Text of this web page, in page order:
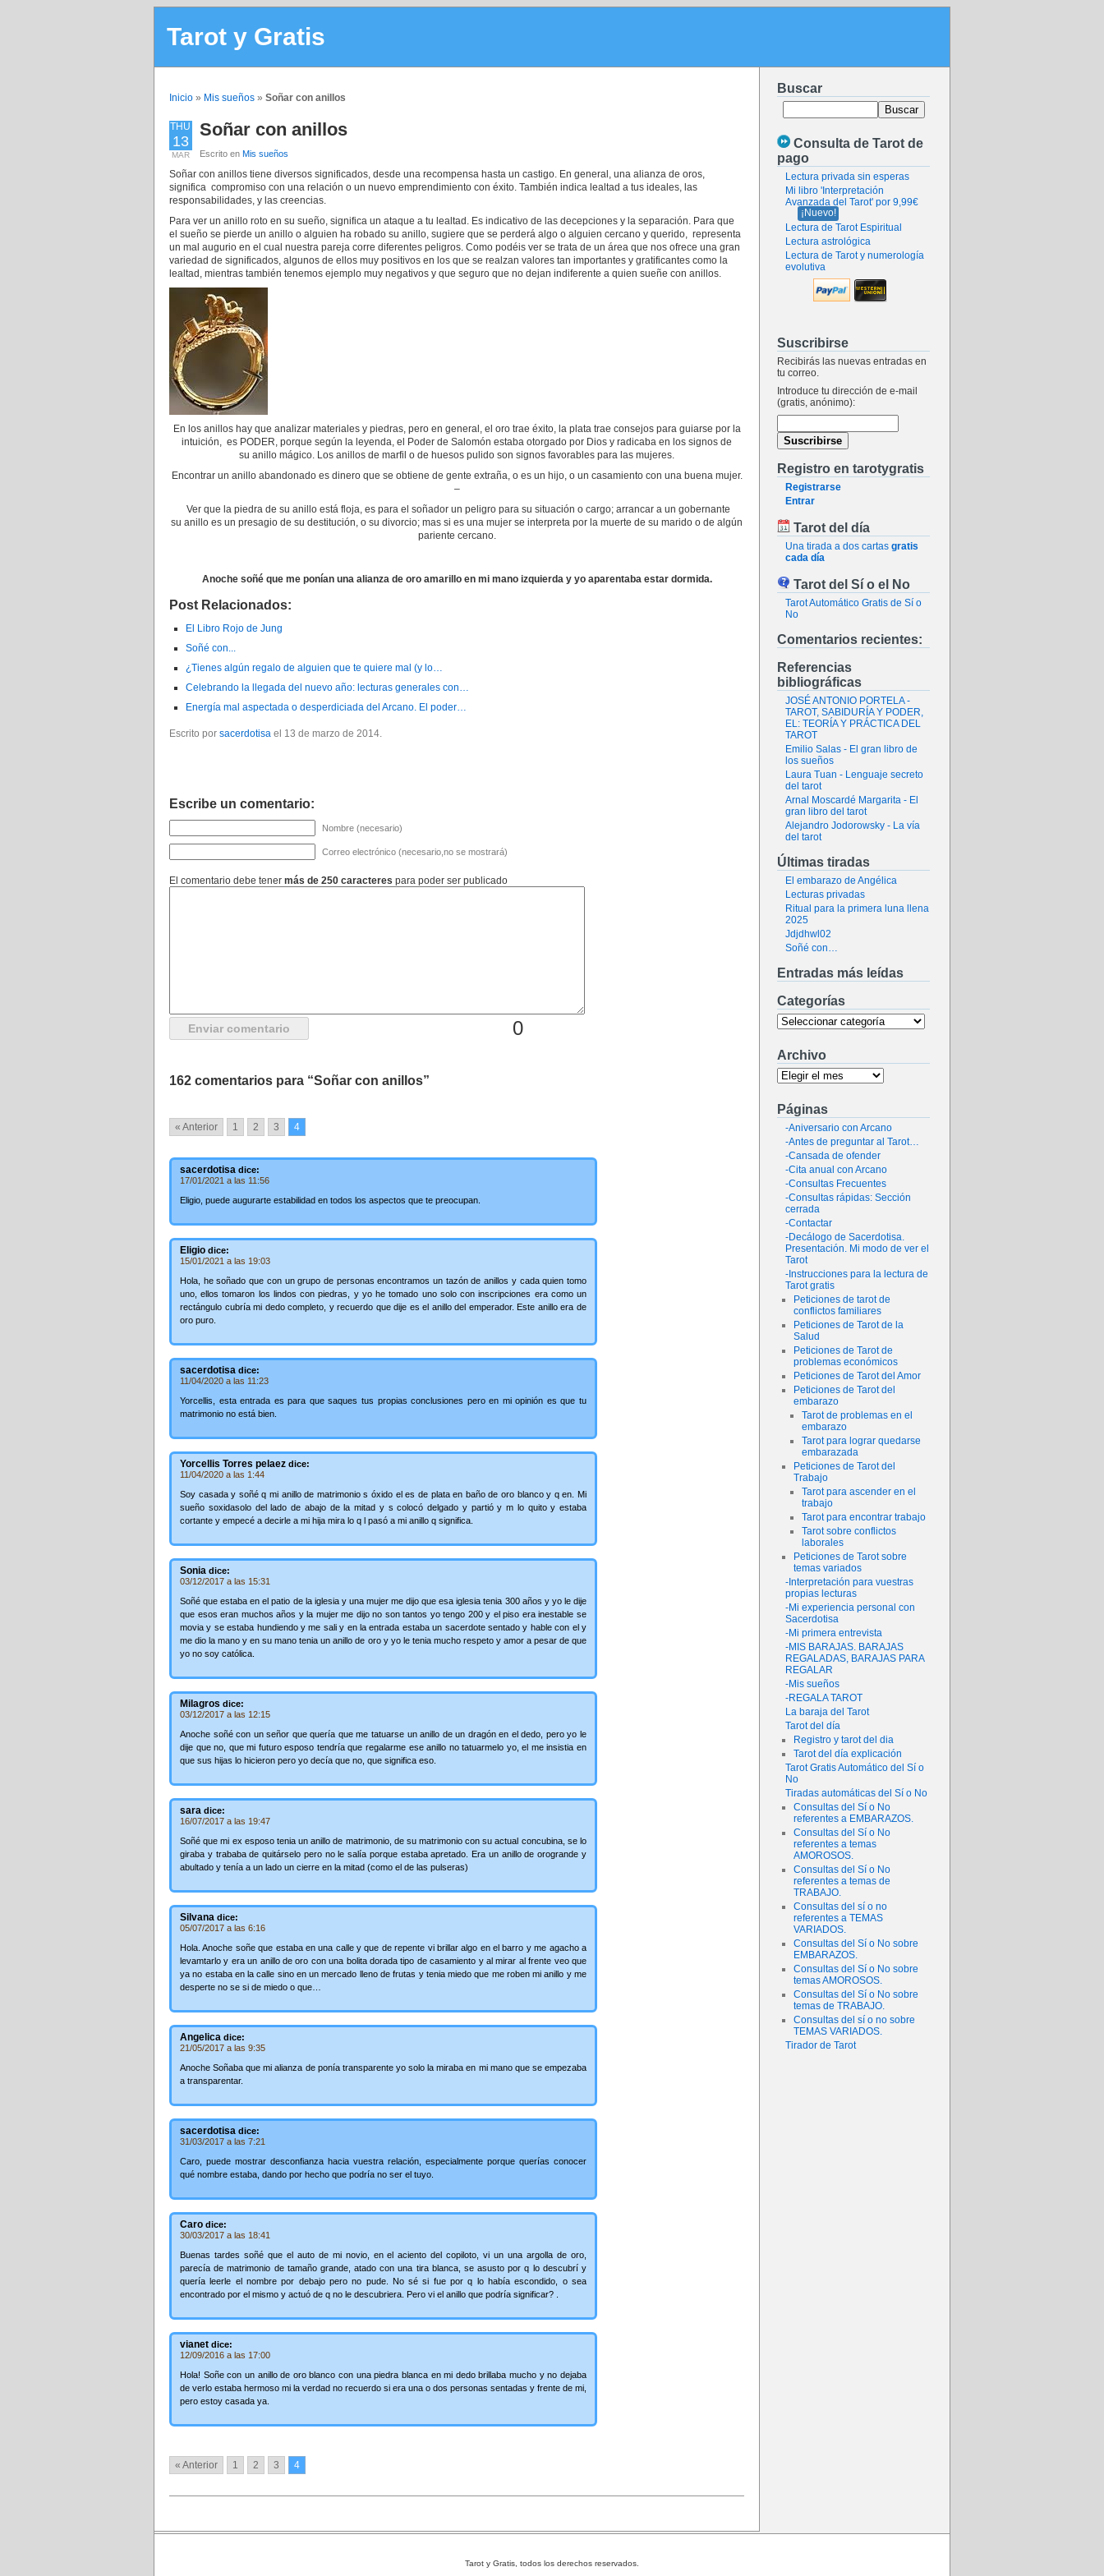
Tarot y Gratis
Inicio » Mis sueños » Soñar con anillos
THU
13
MAR
Soñar con anillos
Escrito en Mis sueños
Soñar con anillos tiene diversos significados, desde una recompensa hasta un castigo. En general, una alianza de oros,
significa compromiso con una relación o un nuevo emprendimiento con éxito. También indica lealtad a tus ideales, las
responsabilidades, y las creencias.
Para ver un anillo roto en su sueño, significa un ataque a tu lealtad. Es indicativo de las decepciones y la separación. Para que
el sueño se pierde un anillo o alguien ha robado su anillo, sugiere que se perderá algo o alguien cercano y querido, representa
un mal augurio en el cual nuestra pareja corre diferentes peligros. Como podéis ver se trata de un área que nos ofrece una gran
variedad de significados, algunos de ellos muy positivos en los que se realzan valores tan importantes y gratificantes como la
lealtad, mientras también tenemos ejemplo muy negativos y que seguro que no dejan indiferente a quien sueñe con anillos.
En los anillos hay que analizar materiales y piedras, pero en general, el oro trae éxito, la plata trae consejos para guiarse por la
intuición, es PODER, porque según la leyenda, el Poder de Salomón estaba otorgado por Dios y radicaba en los signos de
su anillo mágico. Los anillos de marfil o de huesos pulido son signos favorables para las mujeres.
Encontrar un anillo abandonado es dinero que se obtiene de gente extraña, o es un hijo, o un casamiento con una buena mujer.
–
Ver que la piedra de su anillo está floja, es para el soñador un peligro para su situación o cargo; arrancar a un gobernante
su anillo es un presagio de su destitución, o su divorcio; mas si es una mujer se interpreta por la muerte de su marido o de algún
pariente cercano.
Anoche soñé que me ponían una alianza de oro amarillo en mi mano izquierda y yo aparentaba estar dormida.
Post Relacionados:
El Libro Rojo de Jung
Soñé con...
¿Tienes algún regalo de alguien que te quiere mal (y lo…
Celebrando la llegada del nuevo año: lecturas generales con…
Energía mal aspectada o desperdiciada del Arcano. El poder…
Escrito por sacerdotisa el 13 de marzo de 2014.
Escribe un comentario:
Nombre (necesario)
Correo electrónico (necesario,no se mostrará)
El comentario debe tener más de 250 caracteres para poder ser publicado
0
162 comentarios para “Soñar con anillos”
« Anterior 1 2 3 4
sacerdotisa dice:
17/01/2021 a las 11:56
Eligio, puede augurarte estabilidad en todos los aspectos que te preocupan.
Eligio dice:
15/01/2021 a las 19:03
Hola, he soñado que con un grupo de personas encontramos un tazón de anillos y cada quien tomo
uno, ellos tomaron los lindos con piedras, y yo he tomado uno solo con inscripciones era como un
rectángulo cubría mi dedo completo, y recuerdo que dije es el anillo del emperador. Este anillo era de
oro puro.
sacerdotisa dice:
11/04/2020 a las 11:23
Yorcellis, esta entrada es para que saques tus propias conclusiones pero en mi opinión es que tu
matrimonio no está bien.
Yorcellis Torres pelaez dice:
11/04/2020 a las 1:44
Soy casada y soñé q mi anillo de matrimonio s óxido el es de plata en baño de oro blanco y q en. Mi
sueño soxidasolo del lado de abajo de la mitad y s colocó delgado y partió y m lo quito y estaba
cortante y empecé a decirle a mi hija mira lo q l pasó a mi anillo q significa.
Sonia dice:
03/12/2017 a las 15:31
Soñé que estaba en el patio de la iglesia y una mujer me dijo que esa iglesia tenia 300 años y yo le dije
que esos eran muchos años y la mujer me dijo no son tantos yo tengo 200 y el piso era inestable se
movia y se estaba hundiendo y me sali y en la entrada estaba un sacerdote sentado y hable con el y
me dio la mano y en su mano tenia un anillo de oro y yo le tenia mucho respeto y amor a pesar de que
yo no soy católica.
Milagros dice:
03/12/2017 a las 12:15
Anoche soñé con un señor que quería que me tatuarse un anillo de un dragón en el dedo, pero yo le
dije que no, que mi futuro esposo tendría que regalarme ese anillo no tatuarmelo yo, el me insistia en
que sus hijas lo hicieron pero yo decía que no, que significa eso.
sara dice:
16/07/2017 a las 19:47
Soñé que mi ex esposo tenia un anillo de matrimonio, de su matrimonio con su actual concubina, se lo
giraba y trababa de quitárselo pero no le salía porque estaba apretado. Era un anillo de orogrande y
abultado y tenía a un lado un cierre en la mitad (como el de las pulseras)
Silvana dice:
05/07/2017 a las 6:16
Hola. Anoche soñe que estaba en una calle y que de repente vi brillar algo en el barro y me agacho a
levamtarlo y era un anillo de oro con una bolita dorada tipo de casamiento y al mirar al frente veo que
ya no estaba en la calle sino en un mercado lleno de frutas y tenia miedo que me roben mi anillo y me
desperte no se si de miedo o que…
Angelica dice:
21/05/2017 a las 9:35
Anoche Soñaba que mi alianza de ponía transparente yo solo la miraba en mi mano que se empezaba
a transparentar.
sacerdotisa dice:
31/03/2017 a las 7:21
Caro, puede mostrar desconfianza hacia vuestra relación, especialmente porque querías conocer
qué nombre estaba, dando por hecho que podría no ser el tuyo.
Caro dice:
30/03/2017 a las 18:41
Buenas tardes soñé que el auto de mi novio, en el aciento del copiloto, vi un una argolla de oro,
parecía de matrimonio de tamaño grande, atado con una tira blanca, se asusto por q lo descubrí y
quería leerle el nombre por debajo pero no pude. No sé si fue por q lo había escondido, o sea
encontrado por el mismo y actuó de q no le descubriera. Pero vi el anillo que podría significar? .
vianet dice:
12/09/2016 a las 17:00
Hola! Soñe con un anillo de oro blanco con una piedra blanca en mi dedo brillaba mucho y no dejaba
de verlo estaba hermoso mi la verdad no recuerdo si era una o dos personas sentadas y frente de mi,
pero estoy casada ya.
« Anterior 1 2 3 4
Buscar
Consulta de Tarot de
pago
Lectura privada sin esperas
Mi libro 'Interpretación
Avanzada del Tarot' por 9,99€
¡Nuevo!
Lectura de Tarot Espiritual
Lectura astrológica
Lectura de Tarot y numerología
evolutiva
Suscribirse
Recibirás las nuevas entradas en
tu correo.
Introduce tu dirección de e-mail
(gratis, anónimo):
Registro en tarotygratis
Registrarse
Entrar
Tarot del día
Una tirada a dos cartas gratis
cada día
Tarot del Sí o el No
Tarot Automático Gratis de Sí o
No
Comentarios recientes:
Referencias
bibliográficas
JOSÉ ANTONIO PORTELA -
TAROT, SABIDURÍA Y PODER,
EL: TEORÍA Y PRÁCTICA DEL
TAROT
Emilio Salas - El gran libro de
los sueños
Laura Tuan - Lenguaje secreto
del tarot
Arnal Moscardé Margarita - El
gran libro del tarot
Alejandro Jodorowsky - La vía
del tarot
Últimas tiradas
El embarazo de Angélica
Lecturas privadas
Ritual para la primera luna llena
2025
Jdjdhwl02
Soñé con…
Entradas más leídas
Categorías
Archivo
Páginas
-Aniversario con Arcano
-Antes de preguntar al Tarot…
-Cansada de ofender
-Cita anual con Arcano
-Consultas Frecuentes
-Consultas rápidas: Sección
cerrada
-Contactar
-Decálogo de Sacerdotisa.
Presentación. Mi modo de ver el
Tarot
-Instrucciones para la lectura de
Tarot gratis
Peticiones de tarot de
conflictos familiares
Peticiones de Tarot de la
Salud
Peticiones de Tarot de
problemas económicos
Peticiones de Tarot del Amor
Peticiones de Tarot del
embarazo
Tarot de problemas en el
embarazo
Tarot para lograr quedarse
embarazada
Peticiones de Tarot del
Trabajo
Tarot para ascender en el
trabajo
Tarot para encontrar trabajo
Tarot sobre conflictos
laborales
Peticiones de Tarot sobre
temas variados
-Interpretación para vuestras
propias lecturas
-Mi experiencia personal con
Sacerdotisa
-Mi primera entrevista
-MIS BARAJAS. BARAJAS
REGALADAS, BARAJAS PARA
REGALAR
-Mis sueños
-REGALA TAROT
La baraja del Tarot
Tarot del día
Registro y tarot del dia
Tarot del día explicación
Tarot Gratis Automático del Sí o
No
Tiradas automáticas del Sí o No
Consultas del Sí o No
referentes a EMBARAZOS.
Consultas del Sí o No
referentes a temas
AMOROSOS.
Consultas del Sí o No
referentes a temas de
TRABAJO.
Consultas del sí o no
referentes a TEMAS
VARIADOS.
Consultas del Sí o No sobre
EMBARAZOS.
Consultas del Sí o No sobre
temas AMOROSOS.
Consultas del Sí o No sobre
temas de TRABAJO.
Consultas del sí o no sobre
TEMAS VARIADOS.
Tirador de Tarot
Tarot y Gratis, todos los derechos reservados.